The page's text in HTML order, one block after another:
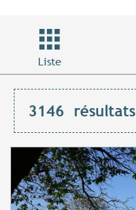
Liste
3146 résultats